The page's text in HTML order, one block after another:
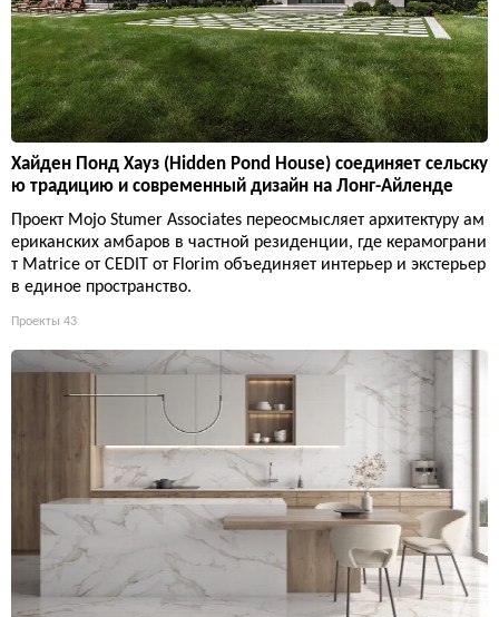
Хайден Понд Хауз (Hidden Pond House) соединяет сельску
ю традицию и современный дизайн на Лонг-Айленде
Проект Mojo Stumer Associates переосмысляет архитектуру ам
ериканских амбаров в частной резиденции, где керамограни
т Matrice от CEDIT от Florim объединяет интерьер и экстерьер
в единое пространство.
Проекты 43